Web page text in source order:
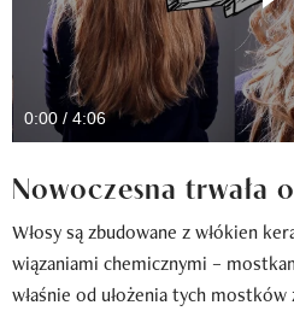
0:00 / 4:06
Nowoczesna trwała
Włosy są zbudowane z włókien
wiązaniami chemicznymi –
właśnie od ułożenia tych mostków